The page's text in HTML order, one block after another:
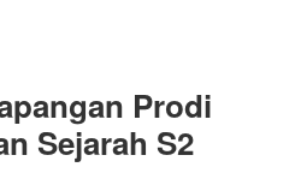
LABORATORIUM
PENDIDIKAN
SOSIOLOGI
Prodi
Sejarah S2